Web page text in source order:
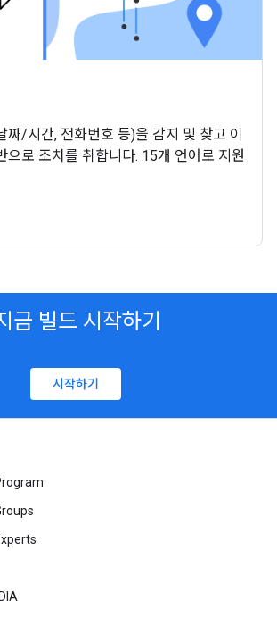
짜/시간, 전화번호 등)을 감지 및 찾고 이
으로 조치를 취합니다. 15개 언어로 지원
금 빌드 시작하기
시작하기